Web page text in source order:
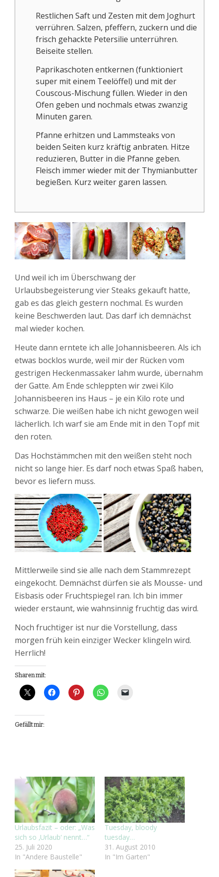
Restlichen Saft und Zesten mit dem Joghurt
verrühren. Salzen, pfeffern, zuckern und die
frisch gehackte Petersilie unterrühren.
Beiseite stellen.
Paprikaschoten entkernen (funktioniert
super mit einem Teelöffel) und mit der
Couscous-Mischung füllen. Wieder in den
Ofen geben und nochmals etwas zwanzig
Minuten garen.
Pfanne erhitzen und Lammsteaks von
beiden Seiten kurz kräftig anbraten. Hitze
reduzieren, Butter in die Pfanne geben.
Fleisch immer wieder mit der Thymianbutter
begießen. Kurz weiter garen lassen.
Und weil ich im Überschwang der
Urlaubsbegeisterung vier Steaks gekauft hatte,
gab es das gleich gestern nochmal. Es wurden
keine Beschwerden laut. Das darf ich demnächst
mal wieder kochen.
Heute dann erntete ich alle Johannisbeeren. Als ich
etwas bocklos wurde, weil mir der Rücken vom
gestrigen Heckenmassaker lahm wurde, übernahm
der Gatte. Am Ende schleppten wir zwei Kilo
Johannisbeeren ins Haus – je ein Kilo rote und
schwarze. Die weißen habe ich nicht gewogen weil
lächerlich. Ich warf sie am Ende mit in den Topf mit
den roten.
Das Hochstämmchen mit den weißen steht noch
nicht so lange hier. Es darf noch etwas Spaß haben,
bevor es liefern muss.
Mittlerweile sind sie alle nach dem Stammrezept
eingekocht. Demnächst dürfen sie als Mousse- und
Eisbasis oder Fruchtspiegel ran. Ich bin immer
wieder erstaunt, wie wahnsinnig fruchtig das wird.
Noch fruchtiger ist nur die Vorstellung, dass
morgen früh kein einziger Wecker klingeln wird.
Herrlich!
Sharen mit:
Gefällt mir:
Urlaubsfazit – oder: „Was
sich so ‚Urlaub‘ nennt…“
25. Juli 2020
In "Andere Baustelle"
Tuesday, bloody
tuesday…
31. August 2010
In "Im Garten"